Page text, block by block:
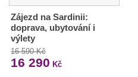
Zájezd na Sardinii:
doprava, ubytování i
výlety
16 590 Kč
16 290 Kč